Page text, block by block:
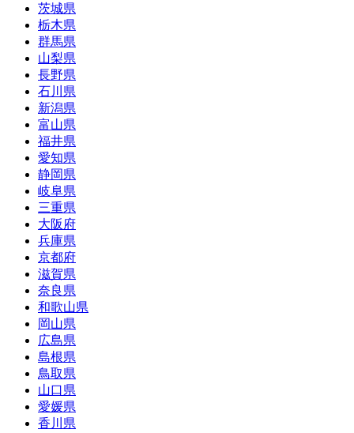
茨城県
栃木県
群馬県
山梨県
長野県
石川県
新潟県
富山県
福井県
愛知県
静岡県
岐阜県
三重県
大阪府
兵庫県
京都府
滋賀県
奈良県
和歌山県
岡山県
広島県
島根県
鳥取県
山口県
愛媛県
香川県